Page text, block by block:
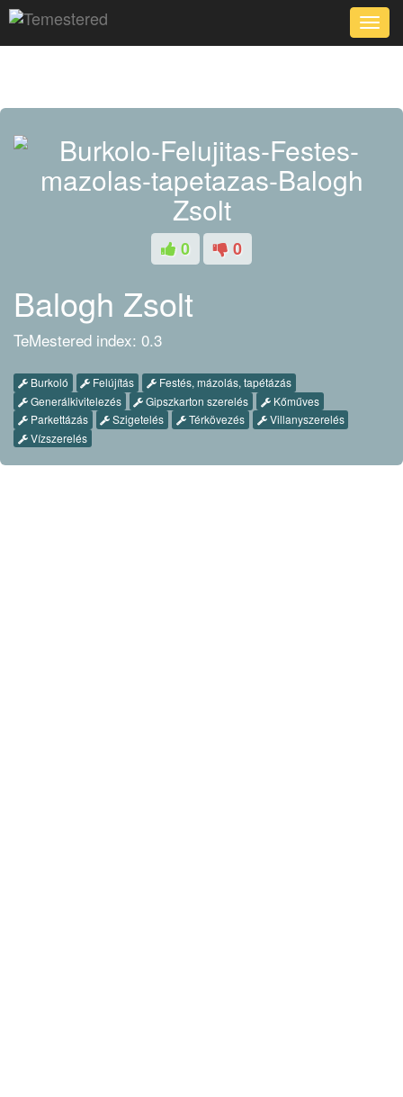
Toggle
0 0
Balogh Zsolt
TeMestered index: 0.3
Burkoló Felújítás
Festés, mázolás, tapétázás
Generálkivitelezés
Gipszkarton szerelés
Kőműves
Parkettázás
Szigetelés Térkövezés
Villanyszerelés
Vízszerelés